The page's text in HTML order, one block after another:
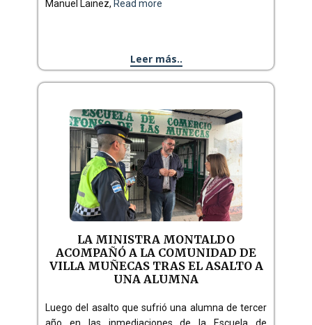
Manuel Lainez, Read more
Leer más..
LA MINISTRA MONTALDO
ACOMPAÑÓ A LA COMUNIDAD DE
VILLA MUÑECAS TRAS EL ASALTO A
UNA ALUMNA
Luego del asalto que sufrió una alumna de tercer